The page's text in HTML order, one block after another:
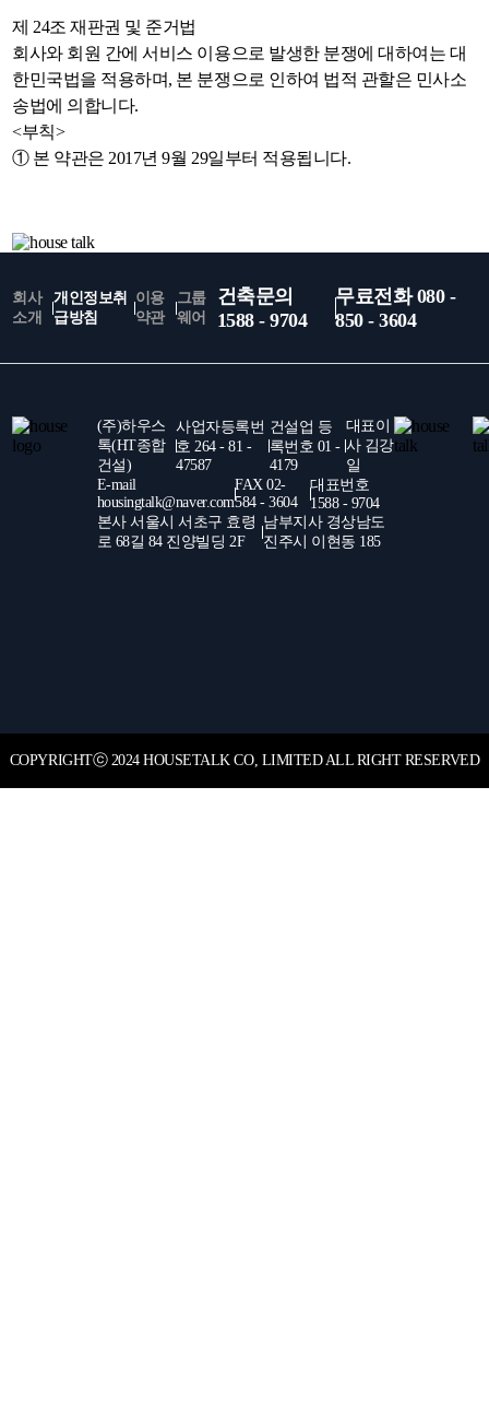
제 24조 재판권 및 준거법
회사와 회원 간에 서비스 이용으로 발생한 분쟁에 대하여는 대
한민국법을 적용하며, 본 분쟁으로 인하여 법적 관할은 민사소
송법에 의합니다.
<부칙>
① 본 약관은 2017년 9월 29일부터 적용됩니다.
회사
소개
개인정보취
급방침
이용
약관
그룹
웨어
건축문의
1588 - 9704
무료전화 080 -
850 - 3604
(주)하우스
톡(HT종합
건설)
사업자등록번
호 264 - 81 -
47587
건설업 등
록번호 01 -
4179
대표이
사 김강
일
E-mail
housingtalk@naver.com
FAX 02-
584 - 3604
대표번호
1588 - 9704
본사 서울시 서초구 효령
로 68길 84 진양빌딩 2F
남부지사 경상남도
진주시 이현동 185
COPYRIGHTⓒ2024 HOUSETALK CO, LIMITED ALL RIGHT RESERVED